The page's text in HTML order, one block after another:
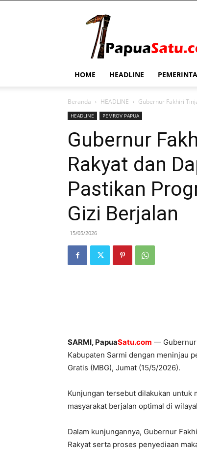
HOME HEADLINE
Beranda HEADLINE Gubernur Fakhiri
HEADLINE PEMROV PAPUA
Gubernur
Rakyat dan
Pastikan
Gizi Berjalan
15/05/2026
SARMI, PapuaSatu.com — Gubernur
Kabupaten Sarmi dengan meninjau
Gratis (MBG), Jumat (15/5/2026).
Kunjungan tersebut dilakukan untuk
masyarakat berjalan optimal di
Dalam kunjungannya, Gubernur
Rakyat serta proses penyediaan